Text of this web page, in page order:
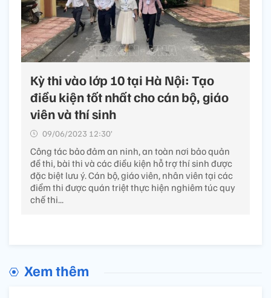
Kỳ thi vào lớp 10 tại Hà Nội: Tạo
điều kiện tốt nhất cho cán bộ, giáo
viên và thí sinh
09/06/2023 12:30’
Công tác bảo đảm an ninh, an toàn nơi bảo quản
đề thi, bài thi và các điều kiện hỗ trợ thí sinh được
đặc biệt lưu ý. Cán bộ, giáo viên, nhân viên tại các
điểm thi được quán triệt thực hiện nghiêm túc quy
chế thi...
Xem thêm